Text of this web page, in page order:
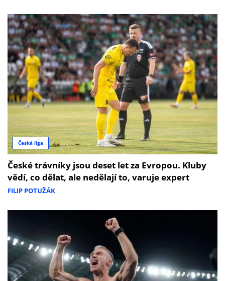
Česká liga
České trávníky jsou deset let za Evropou. Kluby
vědí, co dělat, ale nedělají to, varuje expert
FILIP POTUŽÁK